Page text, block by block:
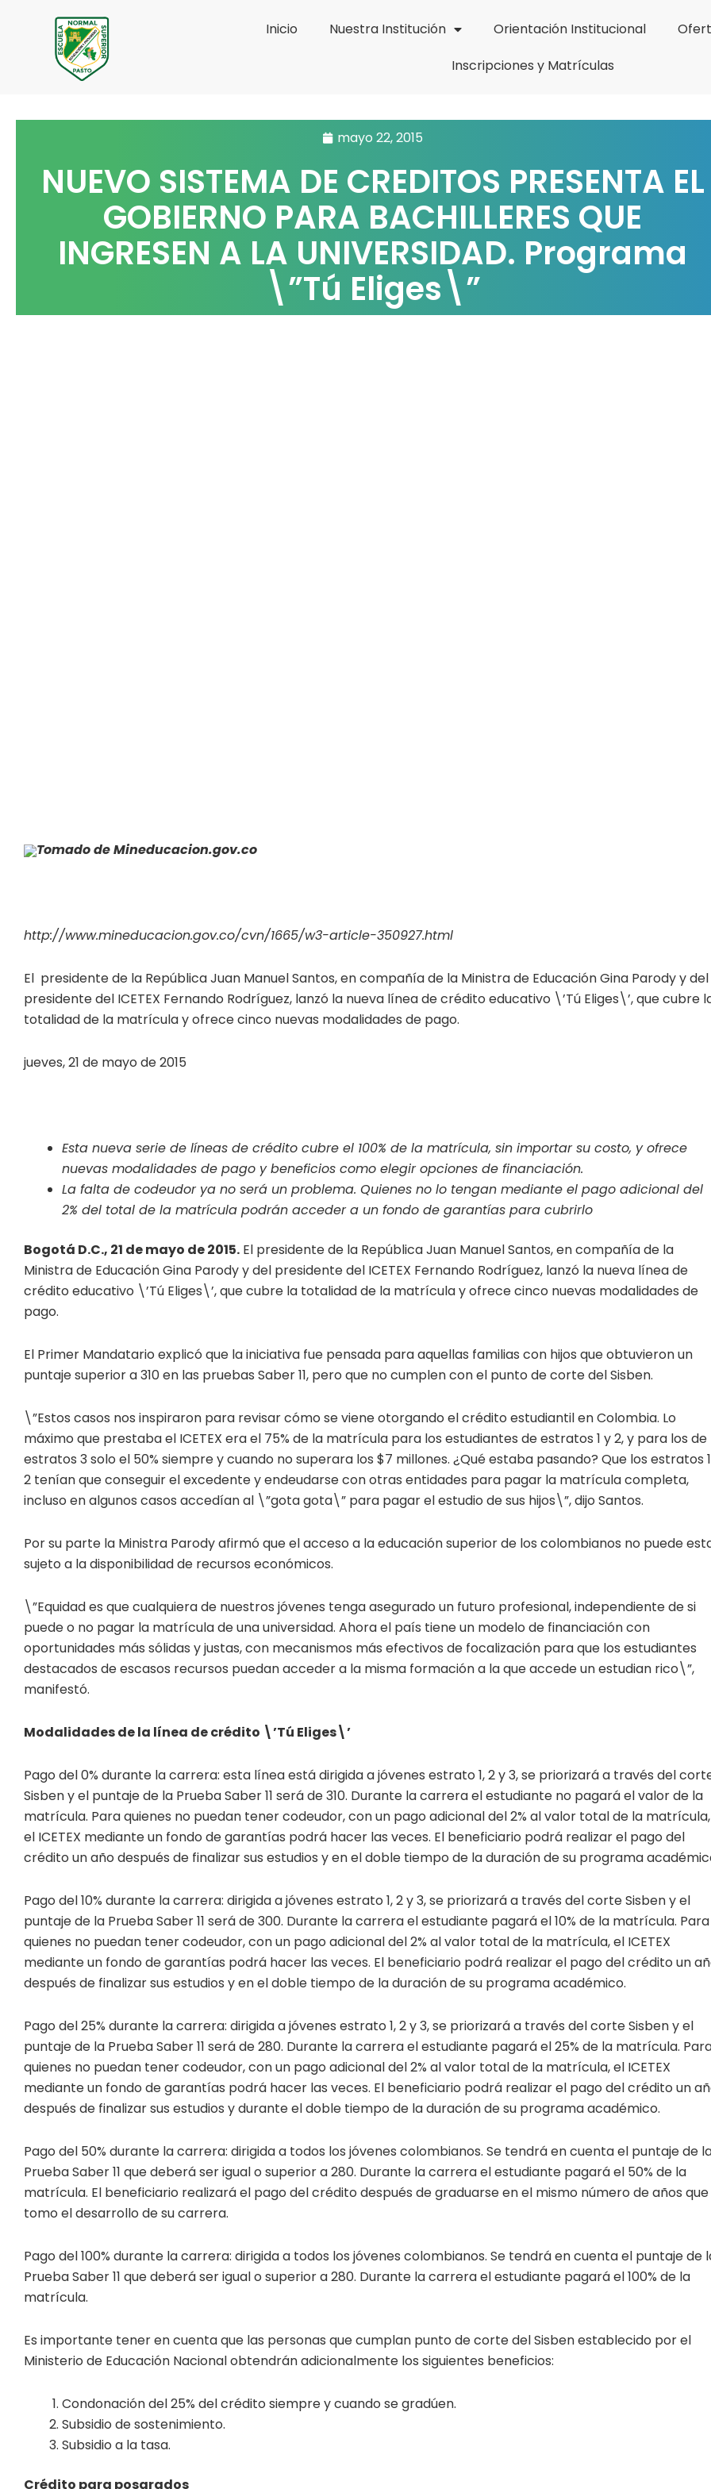
contenido
Inicio Nuestra Institución Orientación Institucional
Inscripciones y Matrículas
mayo 22, 2015
NUEVO SISTEMA DE CREDITOS PRESENTA EL
GOBIERNO PARA BACHILLERES QUE
INGRESEN A LA UNIVERSIDAD. Programa
\”Tú Eliges\”
Tomado de Mineducacion.gov.co
http://www.mineducacion.gov.co/cvn/1665/w3-article-350927.html
El presidente de la República Juan Manuel Santos, en compañía de la Ministra de Educación Gina Parody y del
presidente del ICETEX Fernando Rodríguez, lanzó la nueva línea de crédito educativo \’Tú Eliges\’, que cubre
totalidad de la matrícula y ofrece cinco nuevas modalidades de pago.
jueves, 21 de mayo de 2015
Esta nueva serie de líneas de crédito cubre el 100% de la matrícula, sin importar su costo, y ofrece
nuevas modalidades de pago y beneficios como elegir opciones de financiación.
La falta de codeudor ya no será un problema. Quienes no lo tengan mediante el pago adicional del
2% del total de la matrícula podrán acceder a un fondo de garantías para cubrirlo
Bogotá D.C., 21 de mayo de 2015. El presidente de la República Juan Manuel Santos, en compañía de la
Ministra de Educación Gina Parody y del presidente del ICETEX Fernando Rodríguez, lanzó la nueva línea de
crédito educativo \’Tú Eliges\’, que cubre la totalidad de la matrícula y ofrece cinco nuevas modalidades de
pago.
El Primer Mandatario explicó que la iniciativa fue pensada para aquellas familias con hijos que obtuvieron un
puntaje superior a 310 en las pruebas Saber 11, pero que no cumplen con el punto de corte del Sisben.
\”Estos casos nos inspiraron para revisar cómo se viene otorgando el crédito estudiantil en Colombia. Lo
máximo que prestaba el ICETEX era el 75% de la matrícula para los estudiantes de estratos 1 y 2, y para los de
estratos 3 solo el 50% siempre y cuando no superara los $7 millones. ¿Qué estaba pasando? Que los estratos
2 tenían que conseguir el excedente y endeudarse con otras entidades para pagar la matrícula completa,
incluso en algunos casos accedían al \”gota gota\” para pagar el estudio de sus hijos\”, dijo Santos.
Por su parte la Ministra Parody afirmó que el acceso a la educación superior de los colombianos no puede
sujeto a la disponibilidad de recursos económicos.
\”Equidad es que cualquiera de nuestros jóvenes tenga asegurado un futuro profesional, independiente de si
puede o no pagar la matrícula de una universidad. Ahora el país tiene un modelo de financiación con
oportunidades más sólidas y justas, con mecanismos más efectivos de focalización para que los estudiantes
destacados de escasos recursos puedan acceder a la misma formación a la que accede un estudian rico\”,
manifestó.
Modalidades de la línea de crédito \’Tú Eliges\’
Pago del 0% durante la carrera: esta línea está dirigida a jóvenes estrato 1, 2 y 3, se priorizará a través del
Sisben y el puntaje de la Prueba Saber 11 será de 310. Durante la carrera el estudiante no pagará el valor de la
matrícula. Para quienes no puedan tener codeudor, con un pago adicional del 2% al valor total de la matrícula,
el ICETEX mediante un fondo de garantías podrá hacer las veces. El beneficiario podrá realizar el pago del
crédito un año después de finalizar sus estudios y en el doble tiempo de la duración de su programa
Pago del 10% durante la carrera: dirigida a jóvenes estrato 1, 2 y 3, se priorizará a través del corte Sisben y el
puntaje de la Prueba Saber 11 será de 300. Durante la carrera el estudiante pagará el 10% de la matrícula. Para
quienes no puedan tener codeudor, con un pago adicional del 2% al valor total de la matrícula, el ICETEX
mediante un fondo de garantías podrá hacer las veces. El beneficiario podrá realizar el pago del crédito un
después de finalizar sus estudios y en el doble tiempo de la duración de su programa académico.
Pago del 25% durante la carrera: dirigida a jóvenes estrato 1, 2 y 3, se priorizará a través del corte Sisben y el
puntaje de la Prueba Saber 11 será de 280. Durante la carrera el estudiante pagará el 25% de la matrícula.
quienes no puedan tener codeudor, con un pago adicional del 2% al valor total de la matrícula, el ICETEX
mediante un fondo de garantías podrá hacer las veces. El beneficiario podrá realizar el pago del crédito un
después de finalizar sus estudios y durante el doble tiempo de la duración de su programa académico.
Pago del 50% durante la carrera: dirigida a todos los jóvenes colombianos. Se tendrá en cuenta el puntaje de
Prueba Saber 11 que deberá ser igual o superior a 280. Durante la carrera el estudiante pagará el 50% de la
matrícula. El beneficiario realizará el pago del crédito después de graduarse en el mismo número de años que
tomo el desarrollo de su carrera.
Pago del 100% durante la carrera: dirigida a todos los jóvenes colombianos. Se tendrá en cuenta el puntaje de
Prueba Saber 11 que deberá ser igual o superior a 280. Durante la carrera el estudiante pagará el 100% de la
matrícula.
Es importante tener en cuenta que las personas que cumplan punto de corte del Sisben establecido por el
Ministerio de Educación Nacional obtendrán adicionalmente los siguientes beneficios:
Condonación del 25% del crédito siempre y cuando se gradúen.
Subsidio de sostenimiento.
Subsidio a la tasa.
Crédito para posgrados